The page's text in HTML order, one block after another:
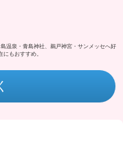
温泉・青島神社、鵜戸神宮・サンメッセへ好
もおすすめ。